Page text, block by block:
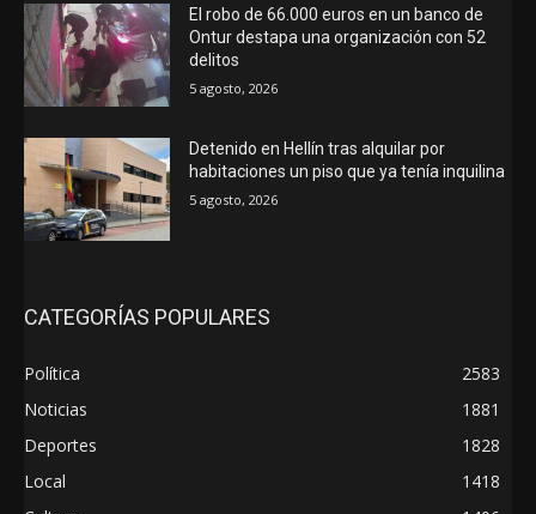
El robo de 66.000 euros en un banco de
Ontur destapa una organización con 52
delitos
5 agosto, 2026
Detenido en Hellín tras alquilar por
habitaciones un piso que ya tenía inquilina
5 agosto, 2026
CATEGORÍAS POPULARES
Política
2583
Noticias
1881
Deportes
1828
Local
1418